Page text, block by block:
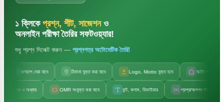
১ ক্লিকে প্রশ্ন, শীট, সাজেশনও
অনলাইন পরীক্ষা তৈরির সফটওয়্যার!
শুধু প্রশ্ন সিলেক্ট করুন — প্রশ্নপত্র অটোমেটিক তৈরি!
জলছাপ দেয়া যাবে ঠিকানা যুক্ত করা যাবে Logo, Motto যুক্ত হবে অটো প্রতিষ্ঠানের নাম
ও অধ্যায় OMR সংযুক্ত করা যাবে ফন্ট, কলাম, ডিভাইডার প্রশ্ন/অপশন স্টাইল পরিবর্তন